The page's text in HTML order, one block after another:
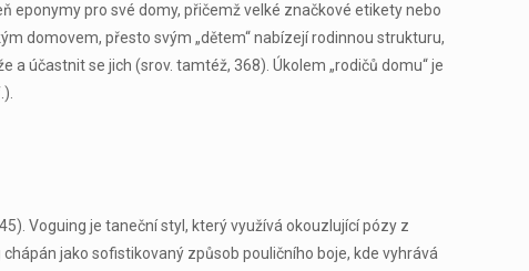
eponymy pro své domy, přičemž velké značkové etikety nebo
domovem, přesto svým „dětem“ nabízejí rodinnou strukturu,
účastnit se jich (srov. tamtéž, 368). Úkolem „rodičů domu“ je
Voguing je taneční styl, který využívá okouzlující pózy z
jako sofistikovaný způsob pouličního boje, kde vyhrává